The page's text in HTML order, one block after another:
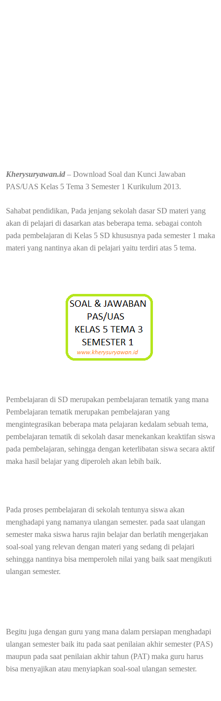
Kherysuryawan.id – Download Soal dan Kunci Jawaban
PAS/UAS Kelas 5 Tema 3 Semester 1 Kurikulum 2013.
Sahabat pendidikan, Pada jenjang sekolah dasar SD materi yang
akan di pelajari di dasarkan atas beberapa tema. sebagai contoh
pada pembelajaran di Kelas 5 SD khususnya pada semester 1 maka
materi yang nantinya akan di pelajari yaitu terdiri atas 5 tema.
Pembelajaran di SD merupakan pembelajaran tematik yang mana
Pembelajaran tematik merupakan pembelajaran yang
mengintegrasikan beberapa mata pelajaran kedalam sebuah tema,
pembelajaran tematik di sekolah dasar menekankan keaktifan siswa
pada pembelajaran, sehingga dengan keterlibatan siswa secara aktif
maka hasil belajar yang diperoleh akan lebih baik.
Pada proses pembelajaran di sekolah tentunya siswa akan
menghadapi yang namanya ulangan semester. pada saat ulangan
semester maka siswa harus rajin belajar dan berlatih mengerjakan
soal-soal yang relevan dengan materi yang sedang di pelajari
sehingga nantinya bisa memperoleh nilai yang baik saat mengikuti
ulangan semester.
Begitu juga dengan guru yang mana dalam persiapan menghadapi
ulangan semester baik itu pada saat penilaian akhir semester (PAS)
maupun pada saat penilaian akhir tahun (PAT) maka guru harus
bisa menyajikan atau menyiapkan soal-soal ulangan semester.